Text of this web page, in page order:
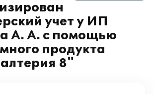
учет у ИП
А. А. с помощью
продукта
8"